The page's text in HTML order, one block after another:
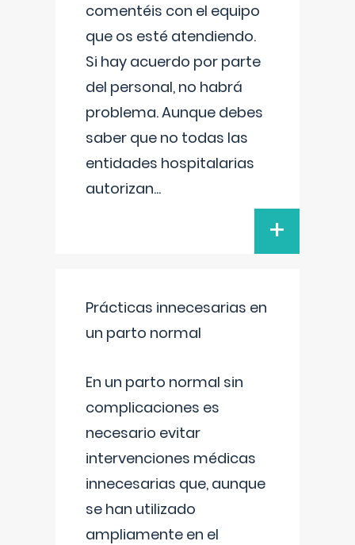
comentéis con el equipo
que os esté atendiendo.
Si hay acuerdo por parte
del personal, no habrá
problema. Aunque debes
saber que no todas las
entidades hospitalarias
autorizan...
+
Prácticas innecesarias en
un parto normal
En un parto normal sin
complicaciones es
necesario evitar
intervenciones médicas
innecesarias que, aunque
se han utilizado
ampliamente en el